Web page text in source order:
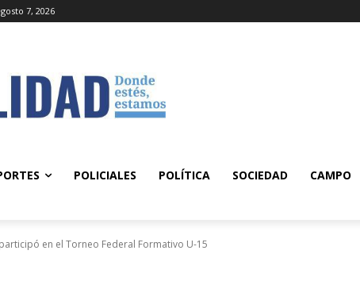
7, 2026
POLICIALES POLÍTICA SOCIEDAD CAMPO
en el Torneo Federal Formativo U-15